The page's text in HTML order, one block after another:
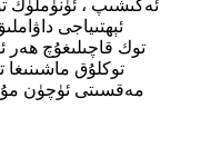
ئەگىشىپ ،
ئېھتىياجى
توكلۇق
مەقسىتى ئۈچۈن